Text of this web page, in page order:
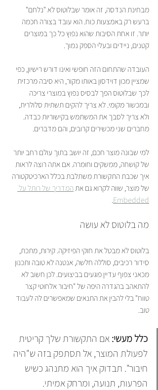
מבחינת הנדסה, זה אומר שבלוטוס לא "נלחם"
ברעש רק באמצעות כוח. הוא עובד בצורה חכמה
יותר. זו אחת הסיבות שהוא נפוץ כל כך במוצרים
קטנים, ניידים ובעלי הספק נמוך.
העובדה שהתחום הזה חופשי ואינו דורש רישיון, כפי
שמציין מכון דוידסון באותו מקור, היא סיבה מרכזית
לכך שבלוטוס הפך לבסיס נפוץ במוצרי צריכה
ובמכשור מקומי. לא צריך להקים תשתית סלולרית,
ולא צריך לסבך את המשתמש בקישוריות כבדה.
מחברים שני מכשירים קרובים, והם מדברים.
למי שבונה מוצר חכם, זה יושב בתוך עולם רחב יותר
של קושחה, ממשקים וחומרה. אם אתה רוצה לראות
איך שכבת התקשורת משתלבת בכלל הארכיטקטורה
של מוצר, שווה לקרוא גם את המדריך של רותל על
Embedded
.
מה בלוטוס לא עושה
בלוטוס לא מבטל את חוקי הפיזיקה. קירות, מתכת,
סידור רכיבים, סוללה חלשה, אנטנה לא טובה ותכנון
מכאני צפוף עדיין פוגעים בביצועים. לכן חשוב לא
להתאהב בהגדרה היפה של "חיבור אלחוטי קצר
טווח" בלי להבין את התנאים שמאפשרים לה לעבוד
טוב.
כלל מעשי: אם התקשורת שלך קריטית
לפעולת המוצר, אל תסתפק בזה ש"היה
חיבור". תבדוק איך הוא מתנהג כשיש
הפרעות, תנועה, ומרחק אמיתי.